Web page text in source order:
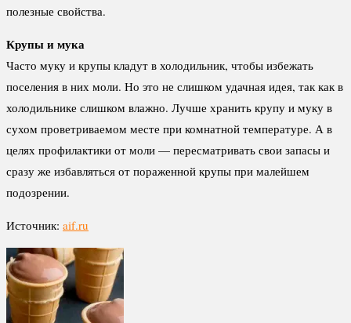
полезные свойства.
Крупы и мука
Часто муку и крупы кладут в холодильник, чтобы избежать
поселения в них моли. Но это не слишком удачная идея, так как в
холодильнике слишком влажно. Лучше хранить крупу и муку в
сухом проветриваемом месте при комнатной температуре. А в
целях профилактики от моли — пересматривать свои запасы и
сразу же избавляться от пораженной крупы при малейшем
подозрении.
Источник: aif.ru